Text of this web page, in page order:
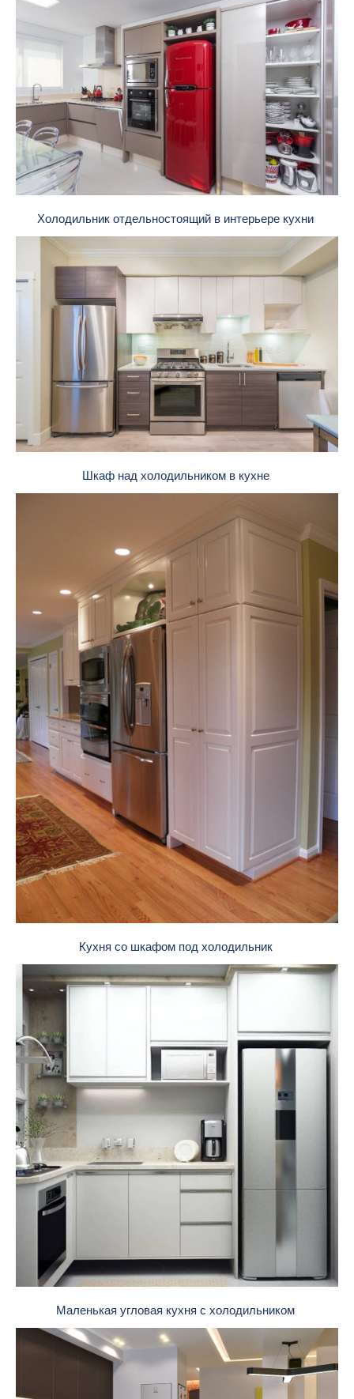
Холодильник отдельностоящий в интерьере кухни
Шкаф над холодильником в кухне
Кухня со шкафом под холодильник
Маленькая угловая кухня с холодильником